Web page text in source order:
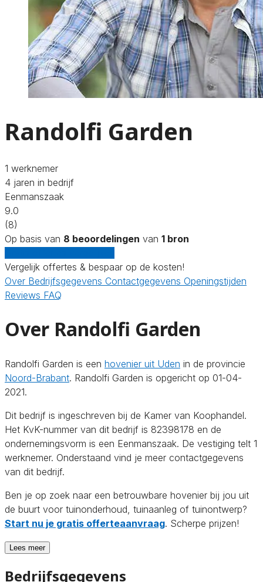
Randolfi Garden
1 werknemer
4 jaren in bedrijf
Eenmanszaak
9.0
(8)
Op basis van 8 beoordelingen van 1 bron
Vergelijk offertes & bespaar op de kosten!
Over Bedrijfsgegevens Contactgegevens Openingstijden
Reviews FAQ
Over Randolfi Garden
Randolfi Garden is een hovenier uit Uden in de provincie
Noord-Brabant. Randolfi Garden is opgericht op 01-04-
2021.
Dit bedrijf is ingeschreven bij de Kamer van Koophandel.
Het KvK-nummer van dit bedrijf is 82398178 en de
ondernemingsvorm is een Eenmanszaak. De vestiging telt 1
werknemer. Onderstaand vind je meer contactgegevens
van dit bedrijf.
Ben je op zoek naar een betrouwbare hovenier bij jou uit
de buurt voor tuinonderhoud, tuinaanleg of tuinontwerp?
Start nu je gratis offerteaanvraag. Scherpe prijzen!
Lees meer
Bedrijfsgegevens